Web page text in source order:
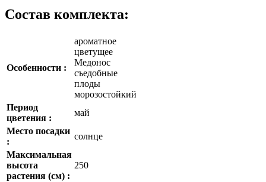
Состав комплекта:
Особенности :
ароматное
цветущее
Медонос
съедобные
плоды
морозостойкий
Период
цветения :
май
Место посадки
:
солнце
Максимальная
высота
растения (см) :
250